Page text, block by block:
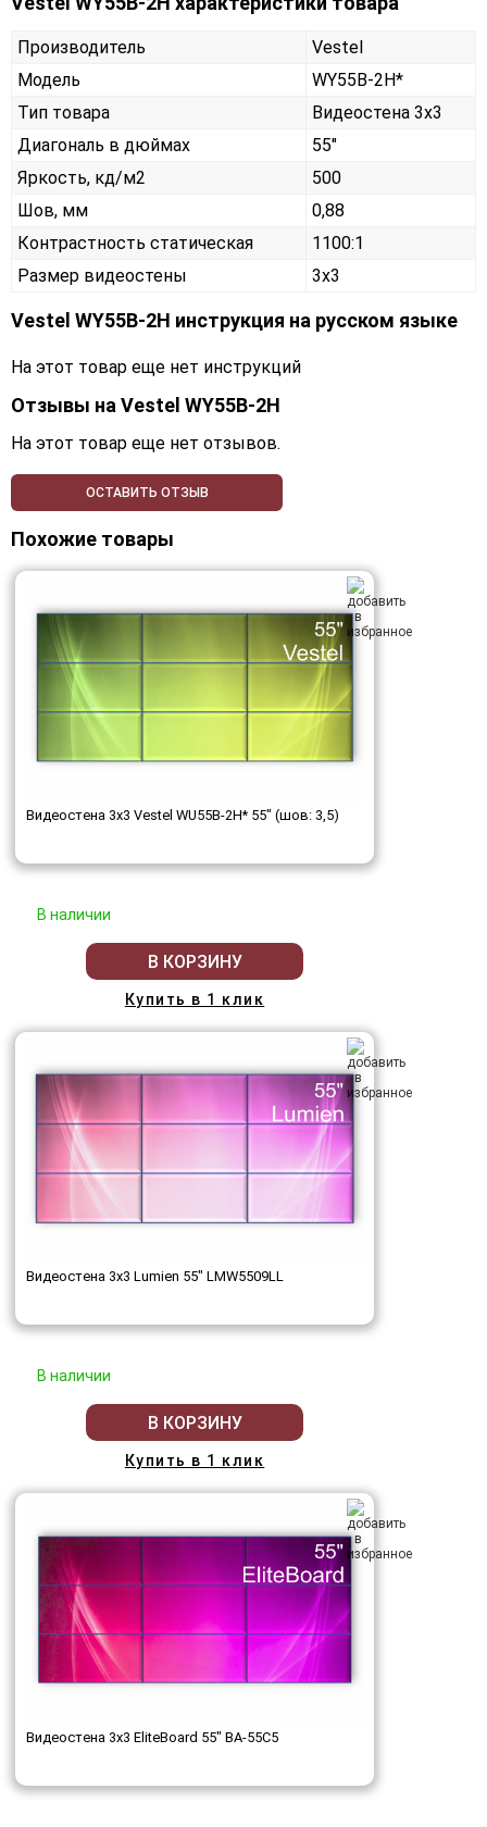
Производитель
Vestel
Модель
WY55B-2H*
Тип товара
Видеостена 3х3
Диагональ в дюймах
55"
Яркость, кд/м2
500
Шов, мм
0,88
Контрастность статическая
1100:1
Размер видеостены
3x3
Vestel WY55B-2H инструкция на русском языке
На этот товар еще нет инструкций
Отзывы наVestel WY55B-2H
На этот товар еще нет отзывов.
ОСТАВИТЬ ОТЗЫВ
Похожие товары
Видеостена 3x3 Vestel WU55B-2H* 55" (шов: 3,5)
В наличии
В КОРЗИНУ
Купить в 1 клик
Видеостена 3x3 Lumien 55" LMW5509LL
В наличии
В КОРЗИНУ
Купить в 1 клик
Видеостена 3x3 EliteBoard 55" BA-55C5